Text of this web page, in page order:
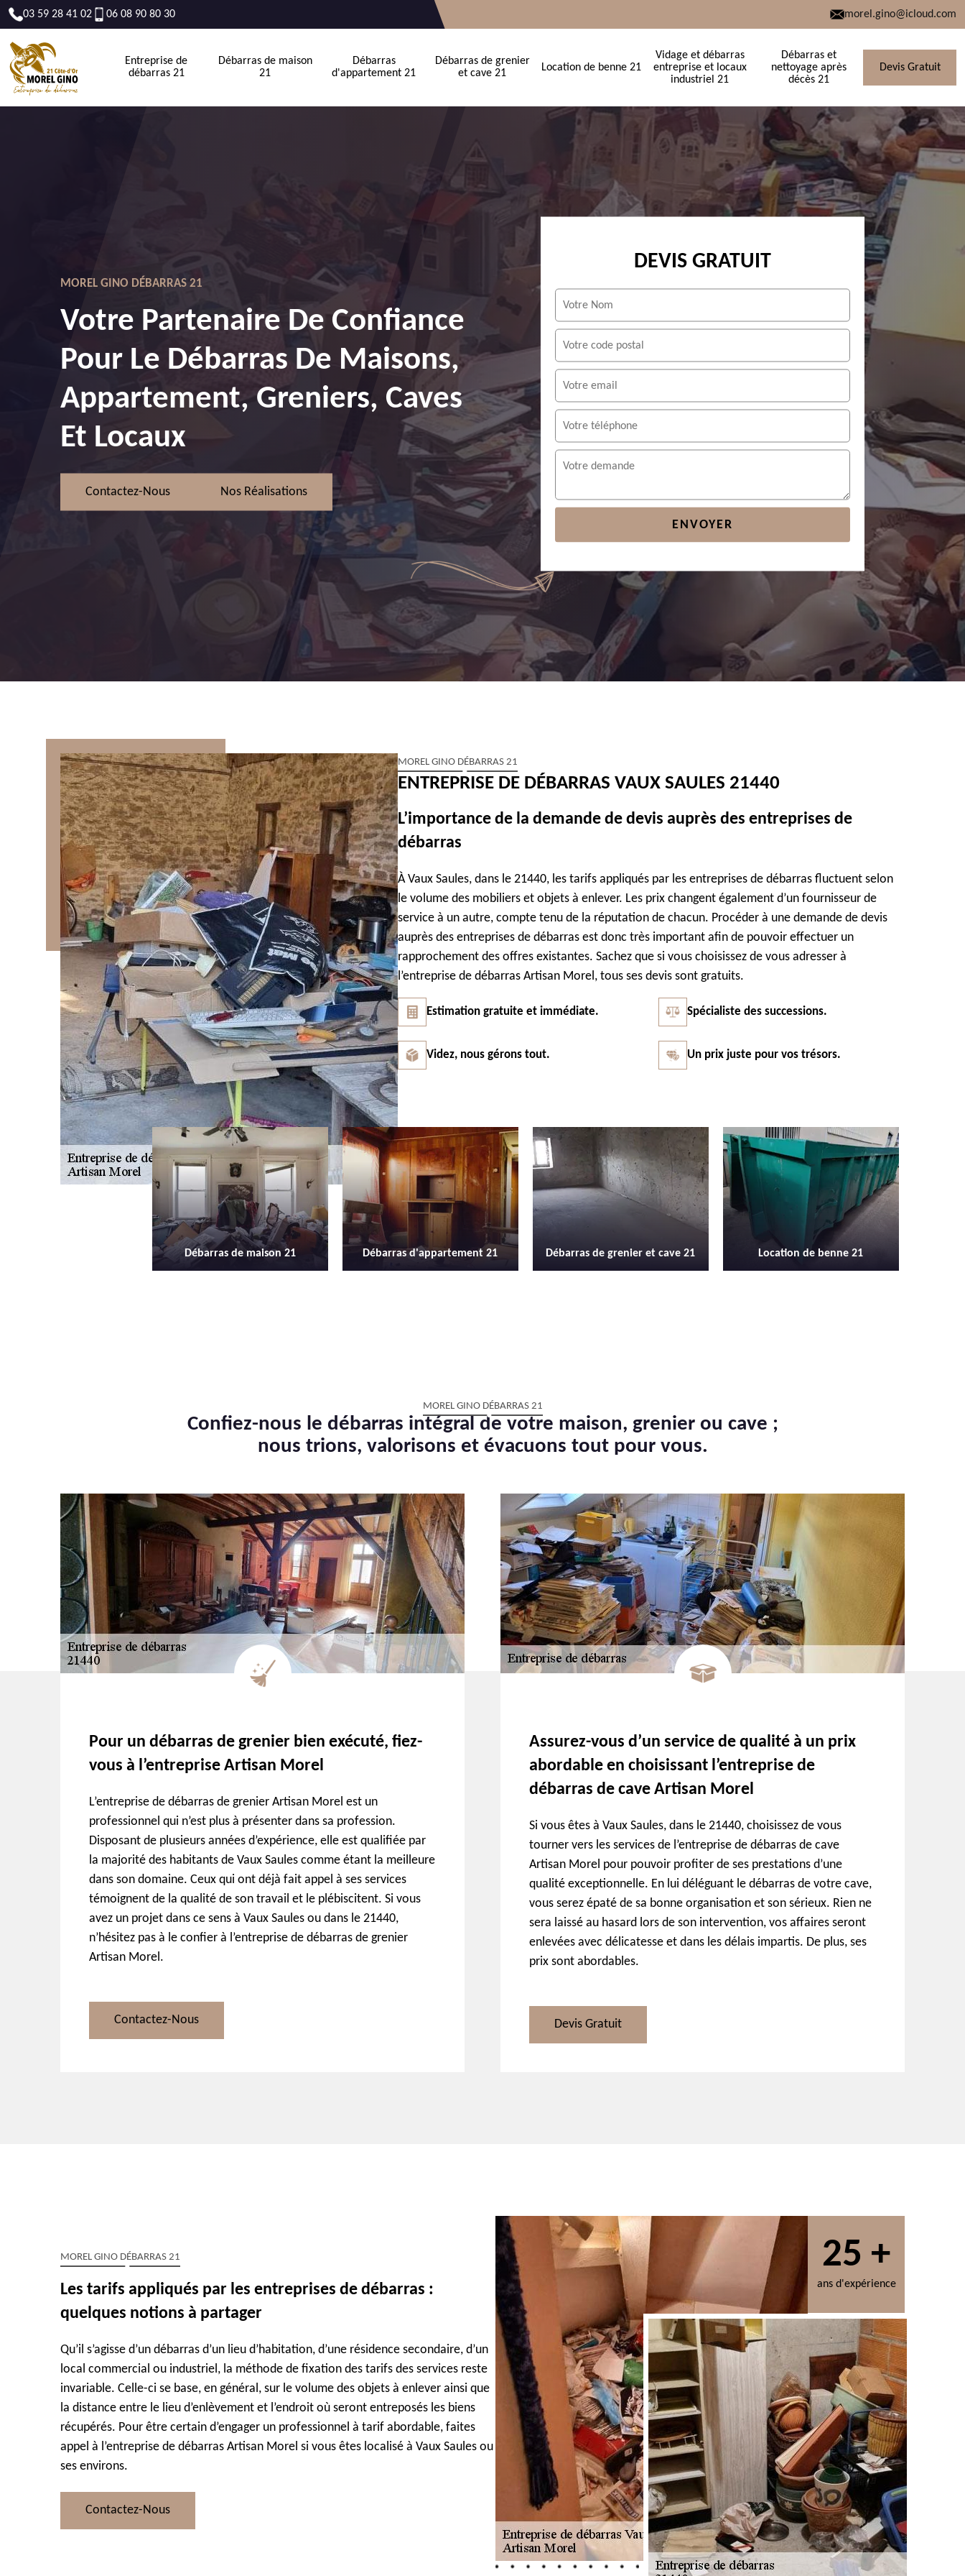
03 59 28 41 02 06 08 90 80 30 morel.gino@icloud.com
Entreprise de
débarras 21
Débarras de maison
21
Débarras
d'appartement 21
Débarras de grenier
et cave 21
Location de benne 21
Vidage et débarras
entreprise et locaux
industriel 21
Débarras et
nettoyage après
décès 21
Devis Gratuit
MOREL GINO DÉBARRAS 21
Votre Partenaire De Confiance
Pour Le Débarras De Maisons,
Appartement, Greniers, Caves
Et Locaux
Contactez-Nous Nos Réalisations
DEVIS GRATUIT
MOREL GINO DÉBARRAS 21
ENTREPRISE DE DÉBARRAS VAUX SAULES 21440
L’importance de la demande de devis auprès des entreprises de
débarras
À Vaux Saules, dans le 21440, les tarifs appliqués par les entreprises de débarras fluctuent selon
le volume des mobiliers et objets à enlever. Les prix changent également d’un fournisseur de
service à un autre, compte tenu de la réputation de chacun. Procéder à une demande de devis
auprès des entreprises de débarras est donc très important afin de pouvoir effectuer un
rapprochement des offres existantes. Sachez que si vous choisissez de vous adresser à
l’entreprise de débarras Artisan Morel, tous ses devis sont gratuits.
Estimation gratuite et immédiate. Spécialiste des successions.
Videz, nous gérons tout. Un prix juste pour vos trésors.
Débarras d'appartement 21 Débarras de grenier et cave 21 Location de benne 21
Vidage et débarras entreprise et
locaux industriel 21
MOREL GINO DÉBARRAS 21
Confiez-nous le débarras intégral de votre maison, grenier ou cave ;
nous trions, valorisons et évacuons tout pour vous.
Pour un débarras de grenier bien exécuté, fiez-
vous à l’entreprise Artisan Morel
L’entreprise de débarras de grenier Artisan Morel est un
professionnel qui n’est plus à présenter dans sa profession.
Disposant de plusieurs années d’expérience, elle est qualifiée par
la majorité des habitants de Vaux Saules comme étant la meilleure
dans son domaine. Ceux qui ont déjà fait appel à ses services
témoignent de la qualité de son travail et le plébiscitent. Si vous
avez un projet dans ce sens à Vaux Saules ou dans le 21440,
n’hésitez pas à le confier à l’entreprise de débarras de grenier
Artisan Morel.
Contactez-Nous
Assurez-vous d’un service de qualité à un prix
abordable en choisissant l’entreprise de
débarras de cave Artisan Morel
Si vous êtes à Vaux Saules, dans le 21440, choisissez de vous
tourner vers les services de l’entreprise de débarras de cave
Artisan Morel pour pouvoir profiter de ses prestations d’une
qualité exceptionnelle. En lui déléguant le débarras de votre cave,
vous serez épaté de sa bonne organisation et son sérieux. Rien ne
sera laissé au hasard lors de son intervention, vos affaires seront
enlevées avec délicatesse et dans les délais impartis. De plus, ses
prix sont abordables.
Devis Gratuit
MOREL GINO DÉBARRAS 21
Les tarifs appliqués par les entreprises de débarras :
quelques notions à partager
Qu’il s’agisse d’un débarras d’un lieu d’habitation, d’une résidence secondaire, d’un
local commercial ou industriel, la méthode de fixation des tarifs des services reste
invariable. Celle-ci se base, en général, sur le volume des objets à enlever ainsi que
la distance entre le lieu d’enlèvement et l’endroit où seront entreposés les biens
récupérés. Pour être certain d’engager un professionnel à tarif abordable, faites
appel à l’entreprise de débarras Artisan Morel si vous êtes localisé à Vaux Saules ou
ses environs.
Contactez-Nous
25 +
ans d'expérience